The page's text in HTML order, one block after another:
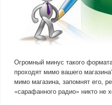
Огромный минус такого
проходят мимо вашего
мимо магазина, запомнят его,
«сарафанного радио» никто не